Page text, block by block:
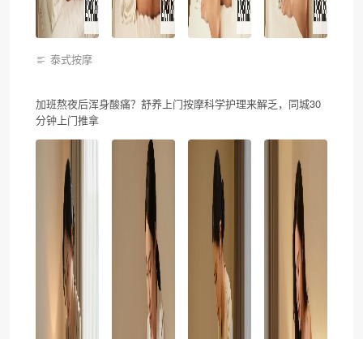
泰式按摩
加班熬夜后浑身酸痛？舒养上门按摩科学护理来解乏，同城30
分钟上门推拿